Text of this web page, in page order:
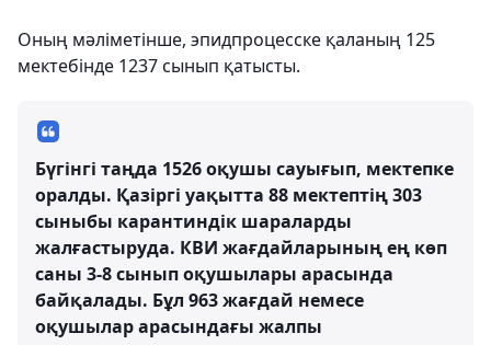
Оның мәліметінше, эпидпроцесске қаланың 125
мектебінде 1237 сынып қатысты.
Бүгінгі таңда 1526 оқушы сауығып, мектепке
оралды. Қазіргі уақытта 88 мектептің 303
сыныбы карантиндік шараларды
жалғастыруда. КВИ жағдайларының ең көп
саны 3-8 сынып оқушылары арасында
байқалады. Бұл 963 жағдай немесе
оқушылар арасындағы жалпы